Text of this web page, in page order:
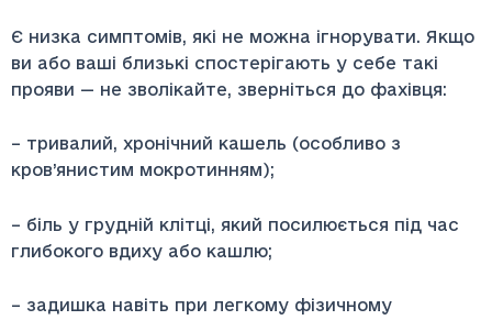
Є низка симптомів, які не можна ігнорувати. Якщо
ви або ваші близькі спостерігають у себе такі
прояви — не зволікайте, зверніться до фахівця:
– тривалий, хронічний кашель (особливо з
кров’янистим мокротинням);
– біль у грудній клітці, який посилюється під час
глибокого вдиху або кашлю;
– задишка навіть при легкому фізичному